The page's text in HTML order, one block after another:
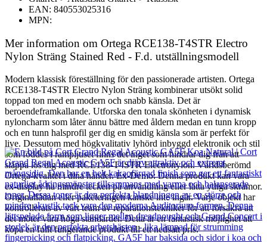
EAN: 840553025316
MPN:
Mer information om Ortega RCE138-T4STR Electro
Nylon Sträng Stained Red - F.d. utställningsmodell
Modern klassisk föreställning för den passionerade artisten. Ortega
RCE138-T4STR Electro Nylon Sträng kombinerar utsökt solid
toppad ton med en modern och snabb känsla. Det är
beroendeframkallande. Utforska den tonala skönheten i dynamisk
nyloncharm som låter ännu bättre med åldern medan en tunn kropp
och en tunn halsprofil ger dig en smidig känsla som är perfekt för
live. Dessutom med högkvalitativ lyhörd inbyggd elektronik och stil
som föddes i rampljuset finns det inget som hindrar dig från att
släppa lös dig med RCE138-T4STR Electronylon. Världsberömd
Ortega-kvalitet i dina händer. Ex-Demo: Denna produkt kan vara
ex-display ha mindre tecken på användning eller lätta ytliga skråmor.
Originallådan eller paketeringen kanske inte ingår. Varje objekt har
kontrollerats av vårt team av reparationstekniker för att försäkra att
det möter våra höga standarder. Detta är en fantastisk möjlighet att
köpa en fullt fungerande produkt till ett nedsatt pris.